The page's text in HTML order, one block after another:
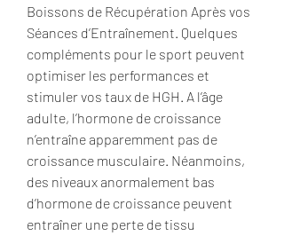
Boissons de Récupération Après vos
Séances d’Entraînement. Quelques
compléments pour le sport peuvent
optimiser les performances et
stimuler vos taux de HGH. A l’âge
adulte, l’hormone de croissance
n’entraîne apparemment pas de
croissance musculaire. Néanmoins,
des niveaux anormalement bas
d’hormone de croissance peuvent
entraîner une perte de tissu